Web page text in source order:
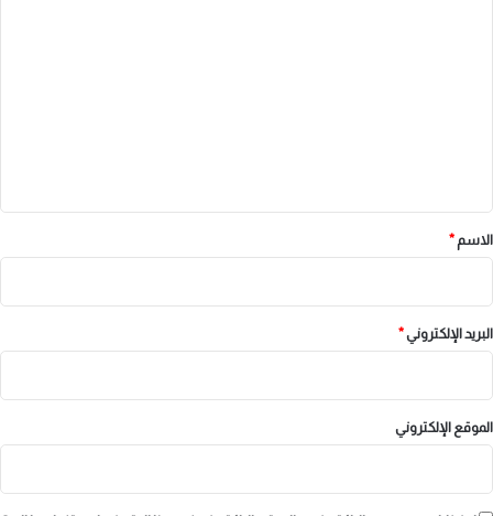
*
الاسم *
البريد الإلكتروني*
الموقع الإلكتروني